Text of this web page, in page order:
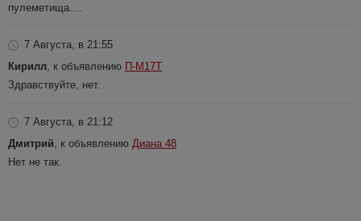
пулеметища....
7 Августа, в 21:55
Кирилл , к объявлению П-М17Т
Здравствуйте, нет.
7 Августа, в 21:12
Дмитрий , к объявлению Диана 48
Нет не так.